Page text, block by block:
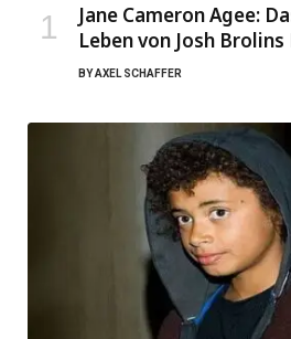
Jane Cameron Agee:
Leben von Josh
BYAXEL SCHAFFER